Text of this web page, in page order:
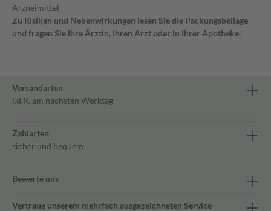
Arzneimittel
Zu Risiken und Nebenwirkungen lesen Sie die Packungsbeilage
und fragen Sie Ihre Ärztin, Ihren Arzt oder in Ihrer Apotheke.
Versandarten
i.d.R. am nächsten Werktag
Zahlarten
sicher und bequem
Bewerte uns
Vertraue unserem mehrfach ausgezeichneten Service